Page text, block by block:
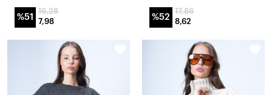
%51
16,28
7,98
%52
17,86
8,62